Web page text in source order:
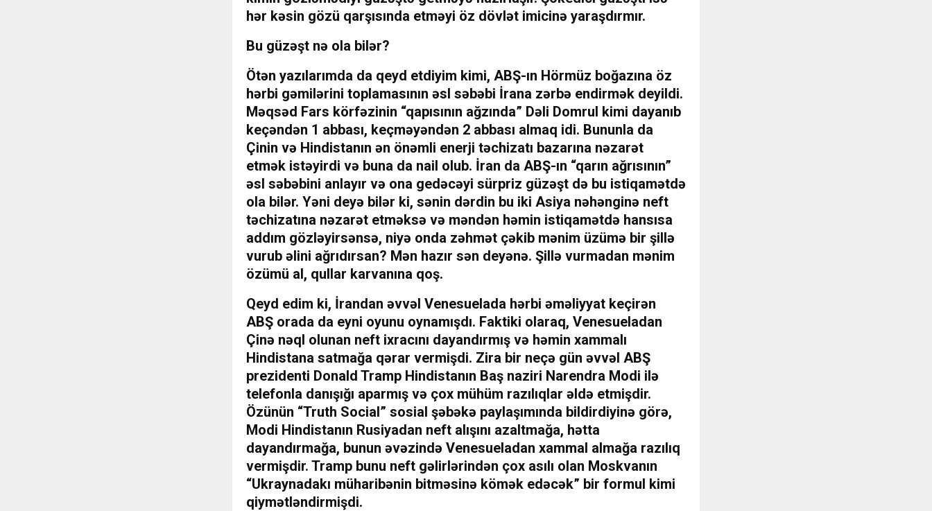
hər kəsin gözü qarşısında etməyi öz dövlət imicinə yaraşdırmır.
Bu güzəşt nə ola bilər?
Ötən yazılarımda da qeyd etdiyim kimi, ABŞ-ın Hörmüz boğazına öz
hərbi gəmilərini toplamasının əsl səbəbi İrana zərbə endirmək deyildi.
Məqsəd Fars körfəzinin “qapısının ağzında” Dəli Domrul kimi dayanıb
keçəndən 1 abbası, keçməyəndən 2 abbası almaq idi. Bununla da
Çinin və Hindistanın ən önəmli enerji təchizatı bazarına nəzarət
etmək istəyirdi və buna da nail olub. İran da ABŞ-ın “qarın ağrısının”
əsl səbəbini anlayır və ona gedəcəyi sürpriz güzəşt də bu istiqamətdə
ola bilər. Yəni deyə bilər ki, sənin dərdin bu iki Asiya nəhənginə neft
təchizatına nəzarət etməksə və məndən həmin istiqamətdə hansısa
addım gözləyirsənsə, niyə onda zəhmət çəkib mənim üzümə bir şillə
vurub əlini ağrıdırsan? Mən hazır sən deyənə. Şillə vurmadan mənim
özümü al, qullar karvanına qoş.
Qeyd edim ki, İrandan əvvəl Venesuelada hərbi əməliyyat keçirən
ABŞ orada da eyni oyunu oynamışdı. Faktiki olaraq, Venesueladan
Çinə nəql olunan neft ixracını dayandırmış və həmin xammalı
Hindistana satmağa qərar vermişdi. Zira bir neçə gün əvvəl ABŞ
prezidenti Donald Tramp Hindistanın Baş naziri Narendra Modi ilə
telefonla danışığı aparmış və çox mühüm razılıqlar əldə etmişdir.
Özünün “Truth Social” sosial şəbəkə paylaşımında bildirdiyinə görə,
Modi Hindistanın Rusiyadan neft alışını azaltmağa, hətta
dayandırmağa, bunun əvəzində Venesueladan xammal almağa razılıq
vermişdir. Tramp bunu neft gəlirlərindən çox asılı olan Moskvanın
“Ukraynadakı müharibənin bitməsinə kömək edəcək” bir formul kimi
qiymətləndirmişdi.